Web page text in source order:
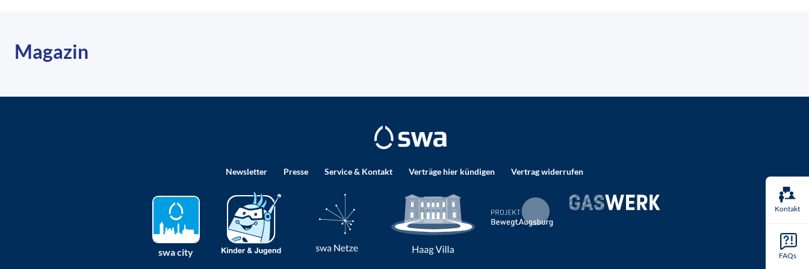
Kontakt
FAQs
Magazin
Newsletter Presse Service & Kontakt Verträge hier kündigen Vertrag widerrufen
swa city